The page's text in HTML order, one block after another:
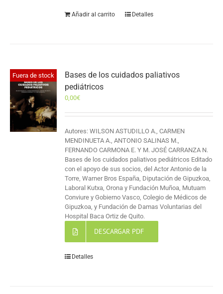
Añadir al carrito Detalles
Fuera de stock
Bases de los cuidados paliativos
pediátricos
0,00€
Autores: WILSON ASTUDILLO A., CARMEN
MENDINUETA A., ANTONIO SALINAS M.,
FERNANDO CARMONA E. Y M. JOSÉ CARRANZA N.
Bases de los cuidados paliativos pediátricos Editado
con el apoyo de sus socios, del Actor Antonio de la
Torre, Warner Bros España, Diputación de Gipuzkoa,
Laboral Kutxa, Orona y Fundación Muñoa, Mutuam
Conviure y Gobierno Vasco, Colegio de Médicos de
Gipuzkoa, y Fundación de Damas Voluntarias del
Hospital Baca Ortiz de Quito.
DESCARGAR PDF
Detalles